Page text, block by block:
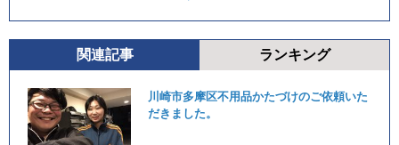
関連記事 ランキング
川崎市多摩区不用品かたづけのご依頼いた
だきました。